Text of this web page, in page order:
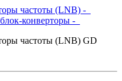
частоты (LNB) -
конверторы -
частоты (LNB) GD